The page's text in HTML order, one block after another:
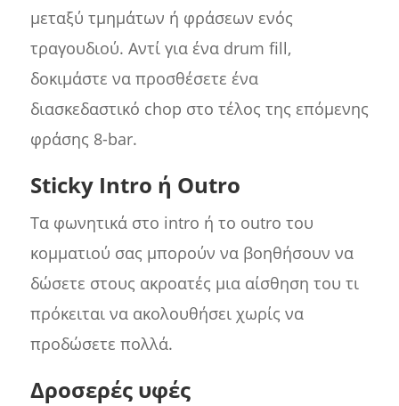
μεταξύ τμημάτων ή φράσεων ενός
τραγουδιού. Αντί για ένα drum fill,
δοκιμάστε να προσθέσετε ένα
διασκεδαστικό chop στο τέλος της επόμενης
φράσης 8-bar.
Sticky Intro ή Outro
Τα φωνητικά στο intro ή το outro του
κομματιού σας μπορούν να βοηθήσουν να
δώσετε στους ακροατές μια αίσθηση του τι
πρόκειται να ακολουθήσει χωρίς να
προδώσετε πολλά.
Δροσερές υφές